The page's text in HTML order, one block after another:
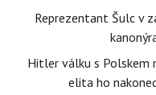
Reprezentant Šulc v
Hitler válku s Polskem
elita ho